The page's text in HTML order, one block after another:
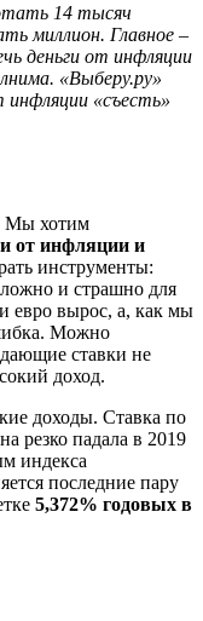
14 тысяч
миллион. Главное –
деньги от инфляции
«Выберу.ру»
инфляции «съесть»
Мы хотим
от инфляции и
инструменты:
и страшно для
евро вырос, а, как мы
Можно
ставки не
доход.
доходы. Ставка по
резко падала в 2019
индекса
последние пару
5,372% годовых в